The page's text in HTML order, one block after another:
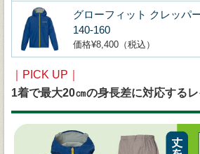
グローフィット クレッパ
140-160
価格¥8,400（税込）
｜PICK UP｜
1着で最大20㎝の身長差に対応する